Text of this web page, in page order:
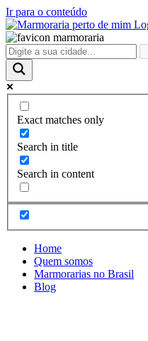
Ir para o conteúdo
Exact matches only
Search in title
Search in content
Home
Quem somos
Marmorarias no Brasil
Blog